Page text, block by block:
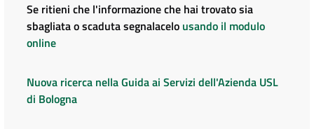
Se ritieni che l'informazione che hai trovato sia
sbagliata o scaduta segnalacelo usando il modulo
online
Nuova ricerca nella Guida ai Servizi dell'Azienda USL
di Bologna